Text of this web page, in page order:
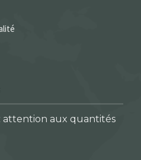
attention aux quantités